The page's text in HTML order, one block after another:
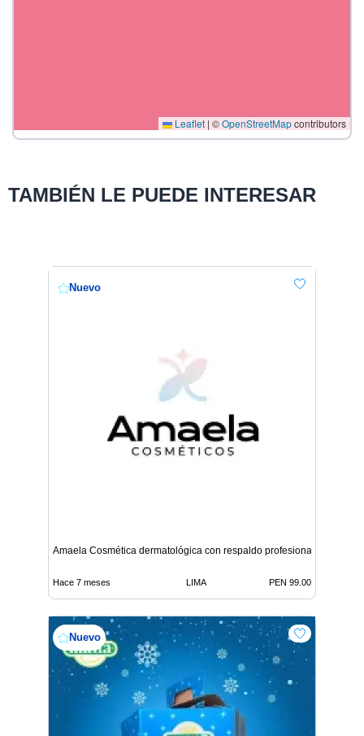
Leaflet | ©OpenStreetMapcontributors
TAMBIÉN LE PUEDE INTERESAR
Nuevo
Amaela Cosmética dermatológica con respaldo profesional
Hace 7 meses LIMA PEN 99.00
Nuevo